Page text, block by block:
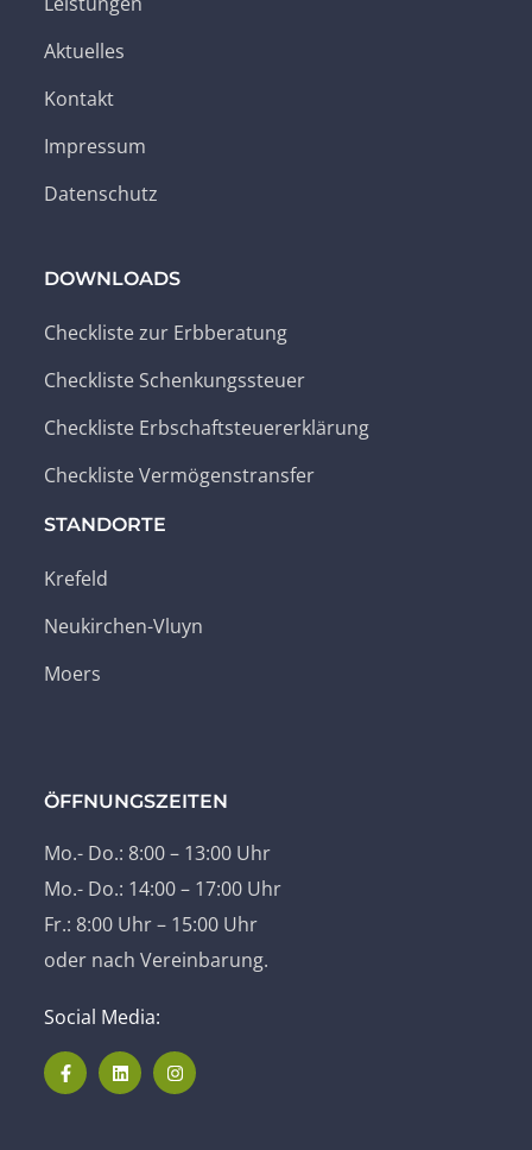
Aktuelles
Kontakt
Impressum
Datenschutz
DOWNLOADS
Checkliste zur Erbberatung
Checkliste Schenkungssteuer
Checkliste Erbschaftsteuererklärung
Checkliste Vermögenstransfer
STANDORTE
Krefeld
Neukirchen-Vluyn
Moers
ÖFFNUNGSZEITEN
Mo.- Do.: 8:00 – 13:00 Uhr
Mo.- Do.: 14:00 – 17:00 Uhr
Fr.: 8:00 Uhr – 15:00 Uhr
oder nach Vereinbarung.
Social Media: